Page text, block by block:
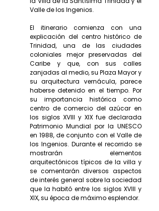
Valle de los Ingenios.
El itinerario comienza con una
explicación del centro histórico de
Trinidad, una de las ciudades
coloniales mejor preservadas del
Caribe y que, con sus calles
zanjadas al medio, su Plaza Mayor y
su arquitectura vernácula, parece
haberse detenido en el tiempo. Por
su importancia histórica como
centro de comercio del azúcar en
los siglos XVIII y XIX fue declarada
Patrimonio Mundial por la UNESCO
en 1988, de conjunto con el Valle de
los Ingenios. Durante el recorrido se
mostrarán elementos
arquitectónicos típicos de la villa y
se comentarán diversos aspectos
de interés general sobre la sociedad
que la habitó entre los siglos XVIII y
XIX, su época de máximo esplendor.